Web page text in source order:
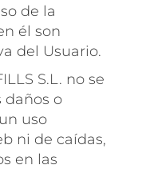
de la
él son
del Usuario.
S.L. no se
daños o
uso
ni de caídas,
en las